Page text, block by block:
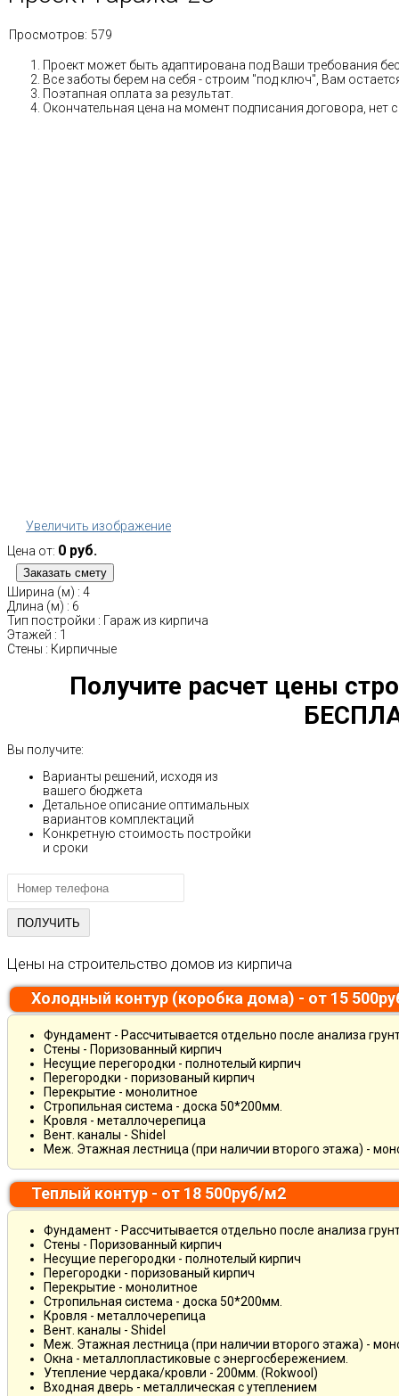
Просмотров: 579
Проект может быть адаптирована под Ваши требования
Все заботы берем на себя - строим "под ключ", Вам
Поэтапная оплата за результат.
Окончательная цена на момент подписания договора, нет
Увеличить изображение
Цена от: 0 руб.
Ширина (м) : 4
Длина (м) : 6
Тип постройки : Гараж из кирпича
Этажей : 1
Стены : Кирпичные
Получите расчет цены
Вы получите:
Варианты решений, исходя из
вашего бюджета
Детальное описание оптимальных
вариантов комплектаций
Конкретную стоимость постройки
и сроки
Цены на строительство домов из кирпича
Холодный контур (коробка дома) - от 15
Фундамент - Рассчитывается отдельно после анализа
Стены - Поризованный кирпич
Несущие перегородки - полнотелый кирпич
Перегородки - поризованый кирпич
Перекрытие - монолитное
Стропильная система - доска 50*200мм.
Кровля - металлочерепица
Вент. каналы - Shidel
Меж. Этажная лестница (при наличии второго этажа) -
Теплый контур - от 18 500руб/м2
Фундамент - Рассчитывается отдельно после анализа
Стены - Поризованный кирпич
Несущие перегородки - полнотелый кирпич
Перегородки - поризованый кирпич
Перекрытие - монолитное
Стропильная система - доска 50*200мм.
Кровля - металлочерепица
Вент. каналы - Shidel
Меж. Этажная лестница (при наличии второго этажа) -
Окна - металлопластиковые с энергосбережением.
Утепление чердака/кровли - 200мм. (Rokwool)
Входная дверь - металлическая с утеплением